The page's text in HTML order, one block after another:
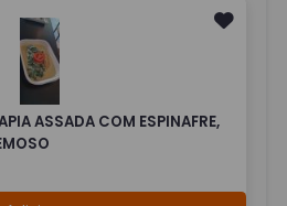
ASSADA COM ESPINAFRE,